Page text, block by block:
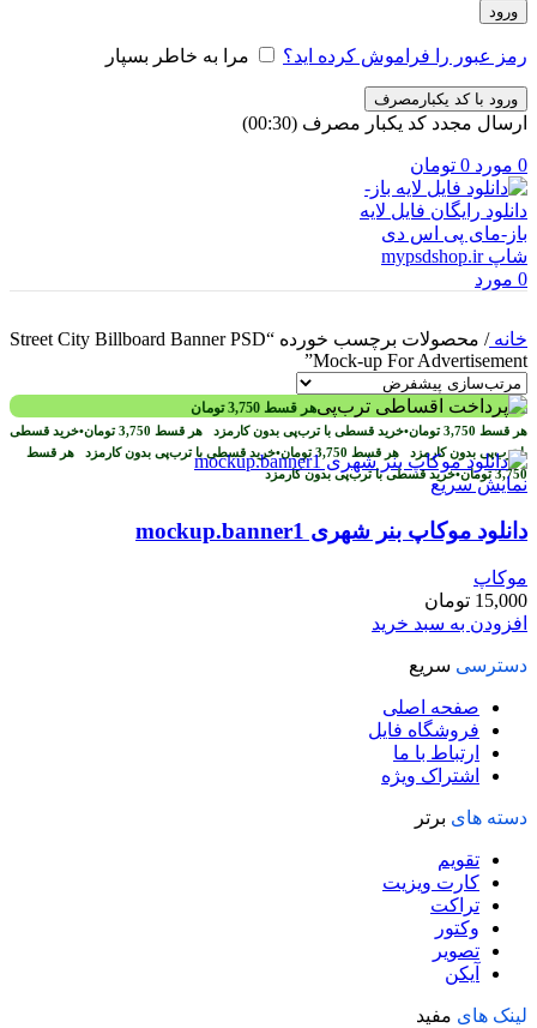
ورود
رمز عبور را فراموش کرده اید؟ مرا به خاطر بسپار
ورود با کد یکبارمصرف
ارسال مجدد کد یکبار مصرف (00:
30
)
0 مورد 0 تومان
0 مورد
خانه/
محصولات برچسب خورده “Street City Billboard Banner PSD
Mock-up For Advertisement”
هر قسط 3,750 تومان
هر قسط 3,750 تومان•خرید قسطی با ترب‌پی بدون کارمزد هر قسط 3,750 تومان•خرید قسطی
با ترب‌پی بدون کارمزد هر قسط 3,750 تومان•خرید قسطی با ترب‌پی بدون کارمزد هر قسط
3,750 تومان•خرید قسطی با ترب‌پی بدون کارمزدنمایش سریع
دانلود موکاپ بنر شهری mockup.banner1
موکاپ
15,000 تومان
افزودن به سبد خرید
دسترسی سریع
صفحه اصلی
فروشگاه فایل
ارتباط با ما
اشتراک ویژه
دسته های برتر
تقویم
کارت ویزیت
تراکت
وکتور
تصویر
آیکن
لینک های مفید